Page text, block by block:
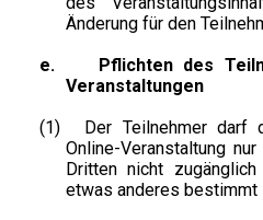
Änderung für den
e.
Pflichten des
Veranstaltungen
(1)
Der Teilnehmer darf
Online-Veranstaltung
Dritten nicht
etwas anderes bestimmt